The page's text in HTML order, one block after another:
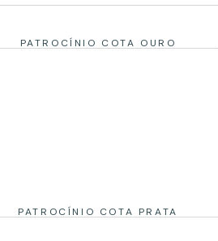
PATROCÍNIO COTA OURO
PATROCÍNIO COTA PRATA